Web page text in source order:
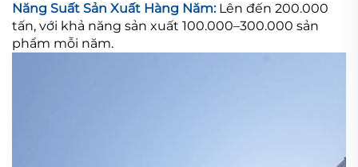
Năng Suất Sản Xuất Hàng Năm: Lên đến 200.000
tấn, với khả năng sản xuất 100.000–300.000 sản
phẩm mỗi năm.